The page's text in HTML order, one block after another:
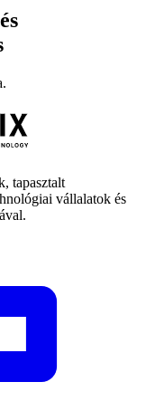
tapasztalt
vállalatok és